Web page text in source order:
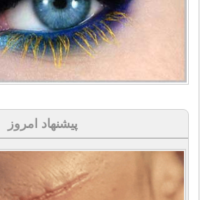
پیشنهاد امروز